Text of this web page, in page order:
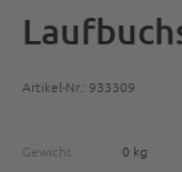
Artikel-Nr.: 933309
Gewicht
0 kg